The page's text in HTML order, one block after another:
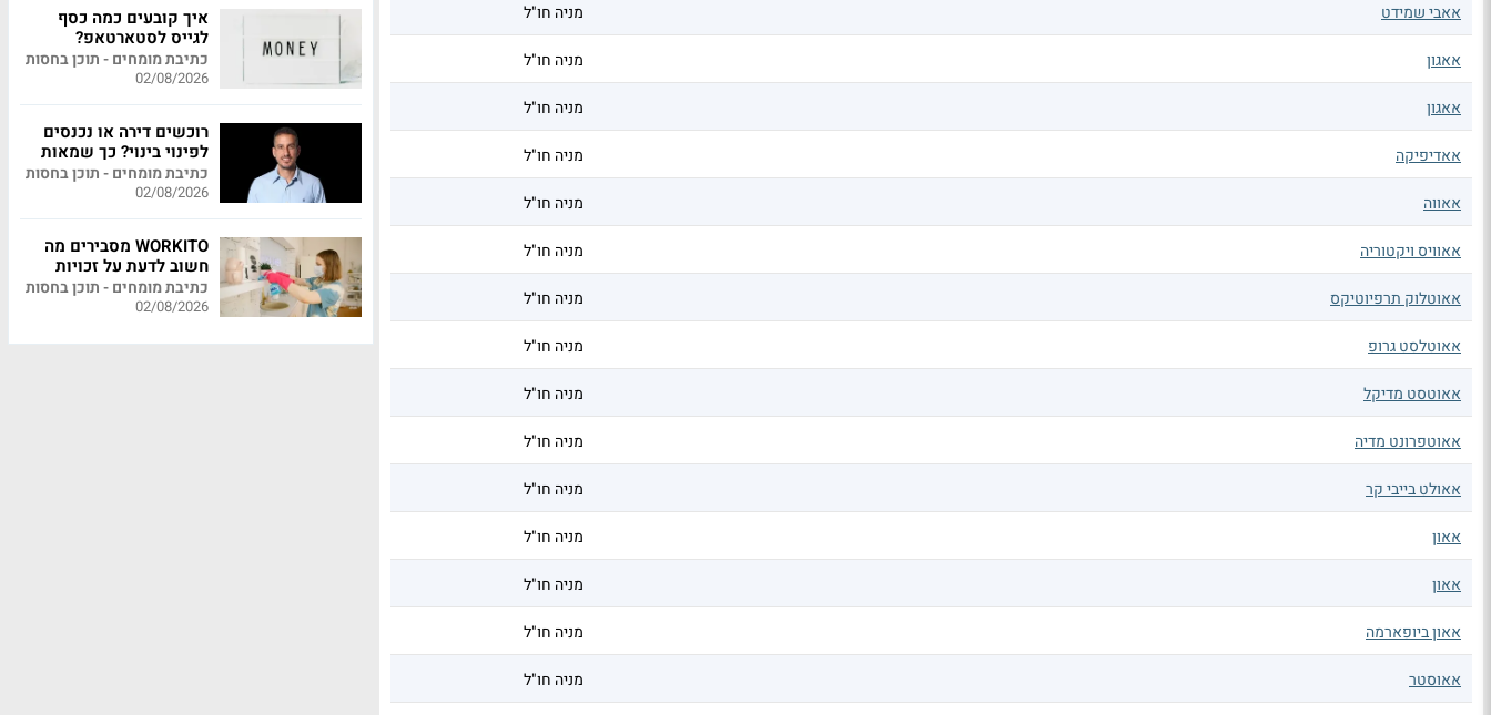
אאבי שמידט מניה חו"ל
אאגון מניה חו"ל
אאגון מניה חו"ל
אאדיפיקה מניה חו"ל
אאווה מניה חו"ל
אאוויס ויקטוריה מניה חו"ל
אאוטלוק תרפיוטיקס מניה חו"ל
אאוטלסט גרופ מניה חו"ל
אאוטסט מדיקל מניה חו"ל
אאוטפרונט מדיה מניה חו"ל
אאולט בייבי קר מניה חו"ל
אאון מניה חו"ל
אאון מניה חו"ל
אאון ביופארמה מניה חו"ל
אאוסטר מניה חו"ל
איך קובעים כמה כסף
לגייס לסטארטאפ?
כתיבת מומחים - תוכן בחסות
02/08/2026
רוכשים דירה או נכנסים
לפינוי בינוי? כך שמאות
מקצועית יכולה לחסוך
לכם מאות אלפי שקלים
כתיבת מומחים - תוכן בחסות
02/08/2026
WORKITO מסבירים מה
חשוב לדעת על זכויות
עובדי משק בית
כתיבת מומחים - תוכן בחסות
02/08/2026